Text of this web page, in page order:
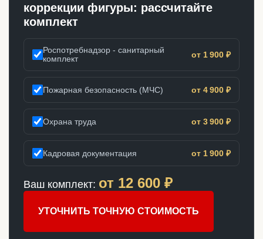
коррекции фигуры: рассчитайте
комплект
Роспотребнадзор - санитарный
комплект
от 1 900 ₽
Пожарная безопасность (МЧС) от 4 900 ₽
Охрана труда от 3 900 ₽
Кадровая документация от 1 900 ₽
Ваш комплект: от 12 600 ₽
УТОЧНИТЬ ТОЧНУЮ СТОИМОСТЬ